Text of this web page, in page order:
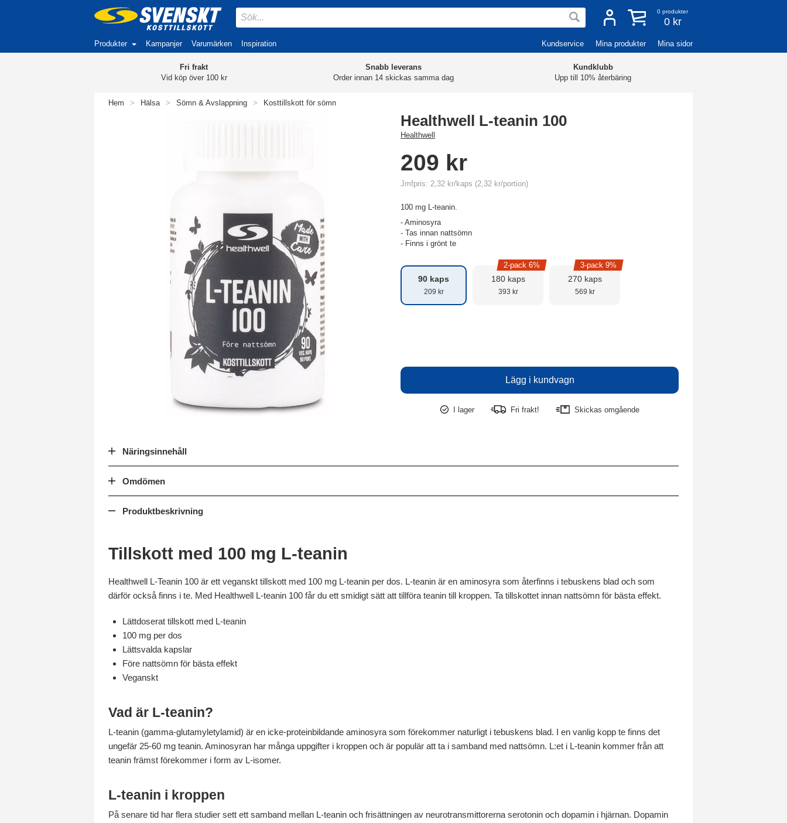
0 produkter
0 kr
Produkter Kampanjer Varumärken Inspiration Kundservice Mina produkter Mina sidor
Fri frakt
Vid köp över 100 kr
Snabb leverans
Order innan 14 skickas samma dag
Kundklubb
Upp till 10% återbäring
Hem > Hälsa > Sömn & Avslappning > Kosttillskott för sömn
Healthwell L-teanin 100
Healthwell
209 kr
Jmfpris: 2,32 kr/kaps (2,32 kr/portion)
100 mg L-teanin.
- Aminosyra
- Tas innan nattsömn
- Finns i grönt te
90 kaps
209 kr
180 kaps
393 kr
2-pack 6%
270 kaps
569 kr
3-pack 9%
I lager Fri frakt! Skickas omgående
Näringsinnehåll
Omdömen
Produktbeskrivning
Tillskott med 100 mg L-teanin
Healthwell L-Teanin 100 är ett veganskt tillskott med 100 mg L-teanin per dos. L-teanin är en aminosyra som återfinns i tebuskens blad och som
därför också finns i te. Med Healthwell L-teanin 100 får du ett smidigt sätt att tillföra teanin till kroppen. Ta tillskottet innan nattsömn för bästa effekt.
Lättdoserat tillskott med L-teanin
100 mg per dos
Lättsvalda kapslar
Före nattsömn för bästa effekt
Veganskt
Vad är L-teanin?
L-teanin (gamma-glutamyletylamid) är en icke-proteinbildande aminosyra som förekommer naturligt i tebuskens blad. I en vanlig kopp te finns det
ungefär 25-60 mg teanin. Aminosyran har många uppgifter i kroppen och är populär att ta i samband med nattsömn. L:et i L-teanin kommer från att
teanin främst förekommer i form av L-isomer.
L-teanin i kroppen
På senare tid har flera studier sett ett samband mellan L-teanin och frisättningen av neurotransmittorerna serotonin och dopamin i hjärnan. Dopamin